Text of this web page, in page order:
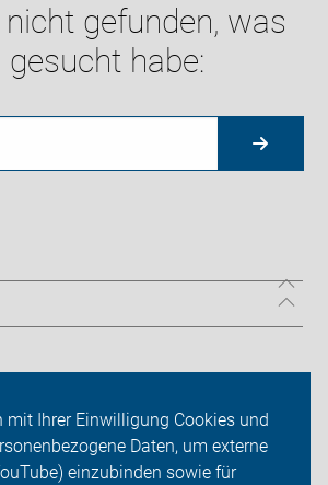
mit Ihrer Einwilligung Cookies und
Daten, um externe
einzubinden sowie für
nicht gefunden, was
gesucht habe: